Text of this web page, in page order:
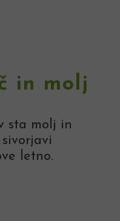
in molj
sta molj in
sivorjavi
letno.